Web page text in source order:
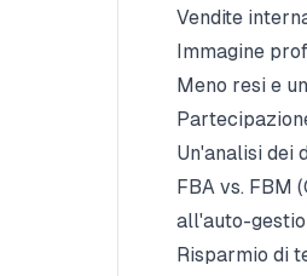
Vendite
Immagine
Meno resi e
Un'analisi dei
FBA vs. FBM
all'auto-
Risparmio di